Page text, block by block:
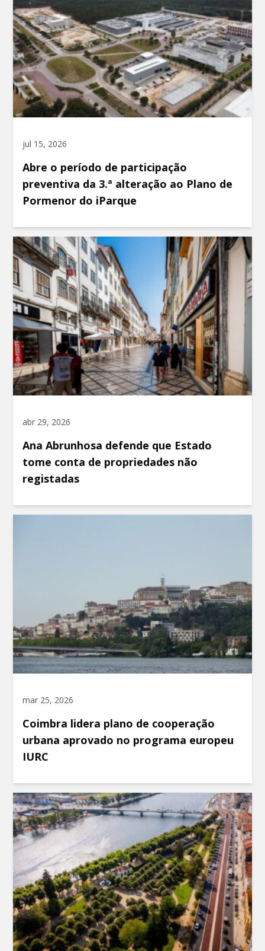
jul 15, 2026
Abre o período de participação
preventiva da 3.ª alteração ao Plano de
Pormenor do iParque
abr 29, 2026
Ana Abrunhosa defende que Estado
tome conta de propriedades não
registadas
mar 25, 2026
Coimbra lidera plano de cooperação
urbana aprovado no programa europeu
IURC